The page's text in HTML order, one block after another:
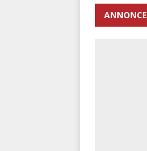
ANNONCE